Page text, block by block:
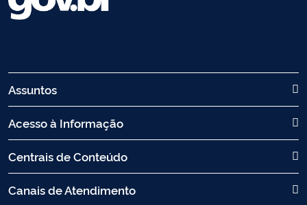
Assuntos
Acesso à Informação
Centrais de Conteúdo
Canais de Atendimento